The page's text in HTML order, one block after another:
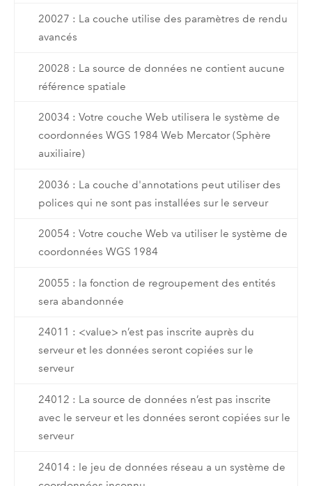
20027 : La couche utilise des paramètres de rendu
avancés
20028 : La source de données ne contient aucune
référence spatiale
20034 : Votre couche Web utilisera le système de
coordonnées WGS 1984 Web Mercator (Sphère
auxiliaire)
20036 : La couche d'annotations peut utiliser des
polices qui ne sont pas installées sur le serveur
20054 : Votre couche Web va utiliser le système de
coordonnées WGS 1984
20055 : la fonction de regroupement des entités
sera abandonnée
24011 : <value> n’est pas inscrite auprès du
serveur et les données seront copiées sur le
serveur
24012 : La source de données n’est pas inscrite
avec le serveur et les données seront copiées sur le
serveur
24014 : le jeu de données réseau a un système de